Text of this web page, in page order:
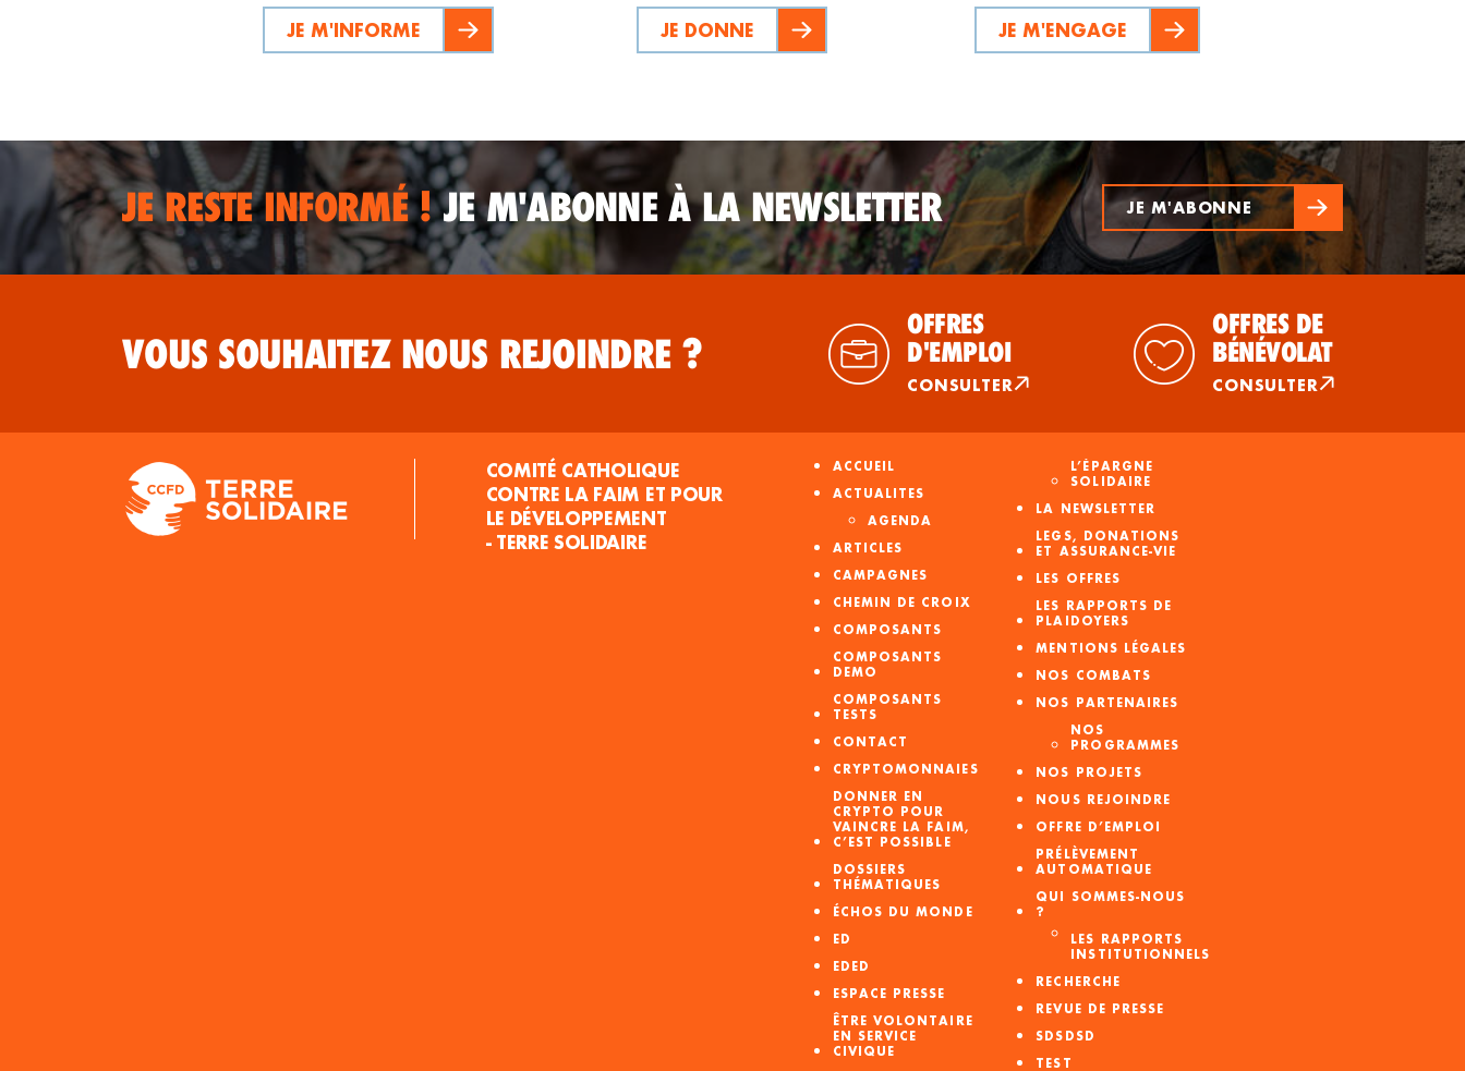
JE M'INFORME JE DONNE JE M'ENGAGE
JE RESTE INFORMÉ !JE M'ABONNE À LA NEWSLETTER JE M'ABONNE
VOUS SOUHAITEZ NOUS REJOINDRE ?
OFFRES
D'EMPLOI
CONSULTER
OFFRES DE
BÉNÉVOLAT
CONSULTER
COMITÉ CATHOLIQUE
CONTRE LA FAIM ET POUR
LE DÉVELOPPEMENT
- TERRE SOLIDAIRE
ACCUEIL
ACTUALITES
AGENDA
ARTICLES
CAMPAGNES
CHEMIN DE CROIX
COMPOSANTS
COMPOSANTS
DEMO
COMPOSANTS
TESTS
CONTACT
CRYPTOMONNAIES
DONNER EN
CRYPTO POUR
VAINCRE LA FAIM,
C’EST POSSIBLE
DOSSIERS
THÉMATIQUES
ÉCHOS DU MONDE
ED
EDED
ESPACE PRESSE
ÊTRE VOLONTAIRE
EN SERVICE
CIVIQUE
L’ÉPARGNE
SOLIDAIRE
LA NEWSLETTER
LEGS, DONATIONS
ET ASSURANCE-VIE
LES OFFRES
LES RAPPORTS DE
PLAIDOYERS
MENTIONS LÉGALES
NOS COMBATS
NOS PARTENAIRES
NOS
PROGRAMMES
NOS PROJETS
NOUS REJOINDRE
OFFRE D’EMPLOI
PRÉLÈVEMENT
AUTOMATIQUE
QUI SOMMES-NOUS
?
LES RAPPORTS
INSTITUTIONNELS
RECHERCHE
REVUE DE PRESSE
SDSDSD
TEST